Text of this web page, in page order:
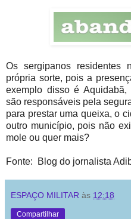
Os sergipanos residentes
própria sorte, pois a
exemplo disso é
são responsáveis pela
para prestar uma queixa, o
outro município, pois não
mole ou quer mais?
Fonte: Blog do jornalista
ESPAÇO MILITAR às 12:18
Compartilhar